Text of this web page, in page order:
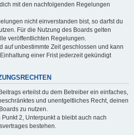
mit den nachfolgenden Regelungen
nicht einverstanden bist, so darfst du
Für die Nutzung des Boards gelten
veröffentlichten Regelungen.
auf unbestimmte Zeit geschlossen und kann
einer Frist jederzeit gekündigt
erteilst du dem Betreiber ein einfaches,
und unentgeltliches Recht, deinen
zu nutzen.
2, Unterpunkt a bleibt auch nach
bestehen.